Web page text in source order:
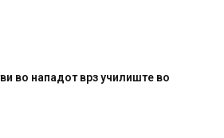
во
СОЗИС: Украинците